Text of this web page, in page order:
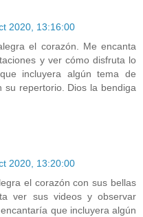
2020, 13:16:00
el corazón. Me encanta
y ver cómo disfruta lo
incluyera algún tema de
repertorio. Dios la bendiga
2020, 13:20:00
el corazón con sus bellas
ver sus videos y observar
que incluyera algún